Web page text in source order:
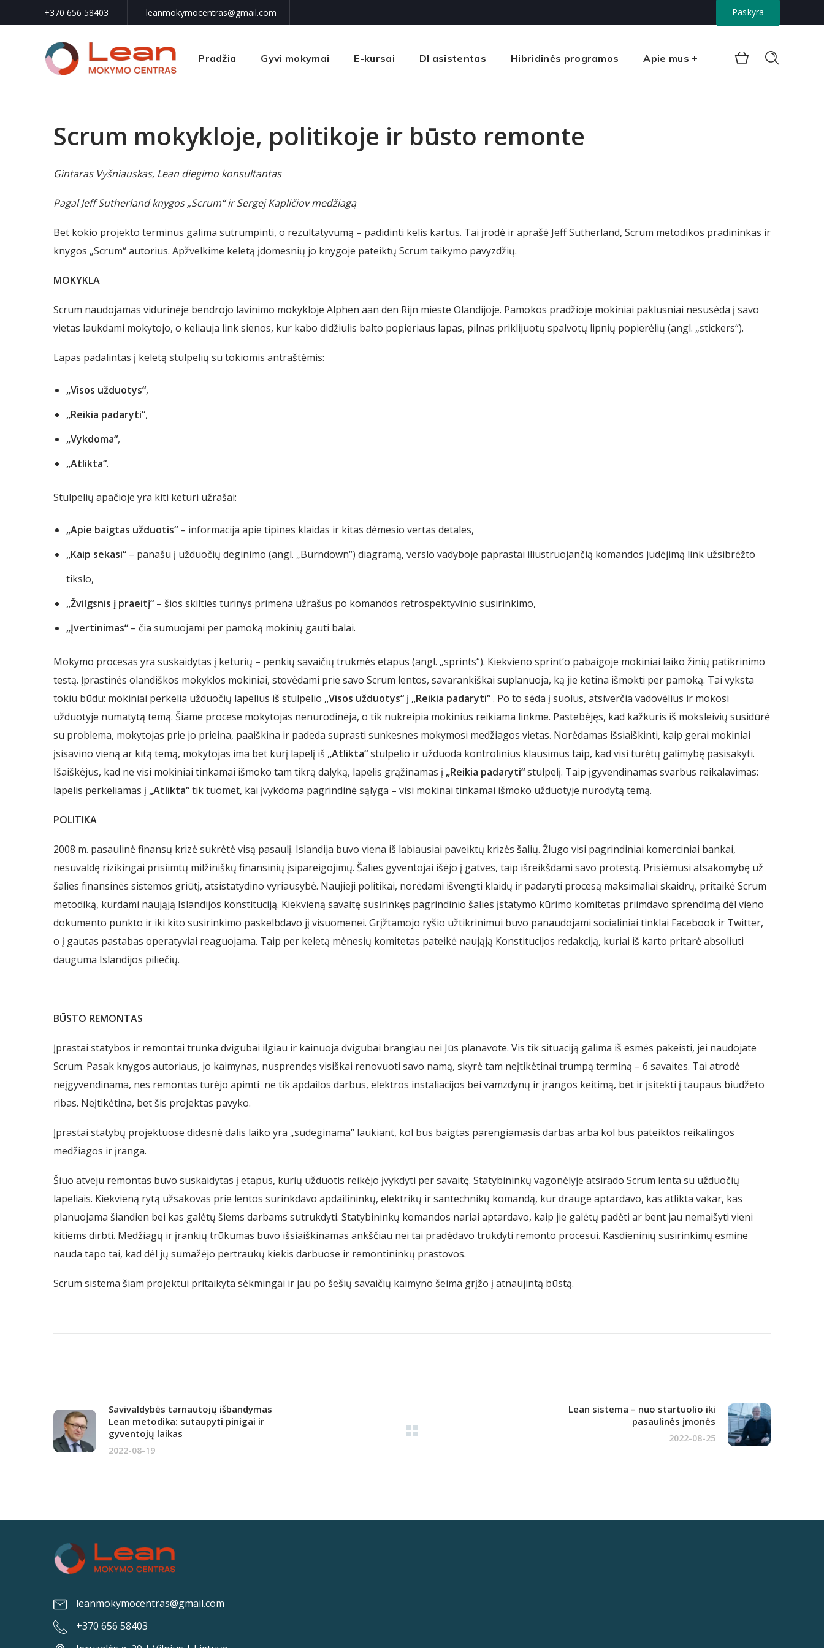
+370 656 58403 leanmokymocentras@gmail.com Paskyra
Pradžia Gyvi mokymai E-kursai DI asistentas Hibridinės programos Apie mus
Scrum mokykloje, politikoje ir būsto remonte
Gintaras Vyšniauskas, Lean diegimo konsultantas
Pagal Jeff Sutherland knygos „Scrum“ ir Sergej Kapličiov medžiagą
Bet kokio projekto terminus galima sutrumpinti, o rezultatyvumą – padidinti kelis kartus. Tai įrodė ir aprašė Jeff Sutherland, Scrum metodikos pradininkas ir
knygos „Scrum“ autorius. Apžvelkime keletą įdomesnių jo knygoje pateiktų Scrum taikymo pavyzdžių.
MOKYKLA
Scrum naudojamas vidurinėje bendrojo lavinimo mokykloje Alphen aan den Rijn mieste Olandijoje. Pamokos pradžioje mokiniai paklusniai nesusėda į savo
vietas laukdami mokytojo, o keliauja link sienos, kur kabo didžiulis balto popieriaus lapas, pilnas priklijuotų spalvotų lipnių popierėlių (angl. „stickers“).
Lapas padalintas į keletą stulpelių su tokiomis antraštėmis:
„Visos užduotys“,
„Reikia padaryti“,
„Vykdoma“,
„Atlikta“.
Stulpelių apačioje yra kiti keturi užrašai:
„Apie baigtas užduotis“ – informacija apie tipines klaidas ir kitas dėmesio vertas detales,
„Kaip sekasi“ – panašu į užduočių deginimo (angl. „Burndown“) diagramą, verslo vadyboje paprastai iliustruojančią komandos judėjimą link užsibrėžto
tikslo,
„Žvilgsnis į praeitį“ – šios skilties turinys primena užrašus po komandos retrospektyvinio susirinkimo,
„Įvertinimas“ – čia sumuojami per pamoką mokinių gauti balai.
Mokymo procesas yra suskaidytas į keturių – penkių savaičių trukmės etapus (angl. „sprints“). Kiekvieno sprint‘o pabaigoje mokiniai laiko žinių patikrinimo
testą. Įprastinės olandiškos mokyklos mokiniai, stovėdami prie savo Scrum lentos, savarankiškai suplanuoja, ką jie ketina išmokti per pamoką. Tai vyksta
tokiu būdu: mokiniai perkelia užduočių lapelius iš stulpelio „Visos užduotys“ į „Reikia padaryti“. Po to sėda į suolus, atsiverčia vadovėlius ir mokosi
užduotyje numatytą temą. Šiame procese mokytojas nenurodinėja, o tik nukreipia mokinius reikiama linkme. Pastebėjęs, kad kažkuris iš moksleivių susidūrė
su problema, mokytojas prie jo prieina, paaiškina ir padeda suprasti sunkesnes mokymosi medžiagos vietas. Norėdamas išsiaiškinti, kaip gerai mokiniai
įsisavino vieną ar kitą temą, mokytojas ima bet kurį lapelį iš „Atlikta“stulpelio ir užduoda kontrolinius klausimus taip, kad visi turėtų galimybę pasisakyti.
Išaiškėjus, kad ne visi mokiniai tinkamai išmoko tam tikrą dalyką, lapelis grąžinamas į „Reikia padaryti“stulpelį. Taip įgyvendinamas svarbus reikalavimas:
lapelis perkeliamas į „Atlikta“tik tuomet, kai įvykdoma pagrindinė sąlyga – visi mokinai tinkamai išmoko užduotyje nurodytą temą.
POLITIKA
2008 m. pasaulinė finansų krizė sukrėtė visą pasaulį. Islandija buvo viena iš labiausiai paveiktų krizės šalių. Žlugo visi pagrindiniai komerciniai bankai,
nesuvaldę rizikingai prisiimtų milžiniškų finansinių įsipareigojimų. Šalies gyventojai išėjo į gatves, taip išreikšdami savo protestą. Prisiėmusi atsakomybę už
šalies finansinės sistemos griūtį, atsistatydino vyriausybė. Naujieji politikai, norėdami išvengti klaidų ir padaryti procesą maksimaliai skaidrų, pritaikė Scrum
metodiką, kurdami naująją Islandijos konstituciją. Kiekvieną savaitę susirinkęs pagrindinio šalies įstatymo kūrimo komitetas priimdavo sprendimą dėl vieno
dokumento punkto ir iki kito susirinkimo paskelbdavo jį visuomenei. Grįžtamojo ryšio užtikrinimui buvo panaudojami socialiniai tinklai Facebook ir Twitter,
o į gautas pastabas operatyviai reaguojama. Taip per keletą mėnesių komitetas pateikė naująją Konstitucijos redakciją, kuriai iš karto pritarė absoliuti
dauguma Islandijos piliečių.
BŪSTO REMONTAS
Įprastai statybos ir remontai trunka dvigubai ilgiau ir kainuoja dvigubai brangiau nei Jūs planavote. Vis tik situaciją galima iš esmės pakeisti, jei naudojate
Scrum. Pasak knygos autoriaus, jo kaimynas, nusprendęs visiškai renovuoti savo namą, skyrė tam neįtikėtinai trumpą terminą – 6 savaites. Tai atrodė
neįgyvendinama, nes remontas turėjo apimti ne tik apdailos darbus, elektros instaliacijos bei vamzdynų ir įrangos keitimą, bet ir įsitekti į taupaus biudžeto
ribas. Neįtikėtina, bet šis projektas pavyko.
Įprastai statybų projektuose didesnė dalis laiko yra „sudeginama“ laukiant, kol bus baigtas parengiamasis darbas arba kol bus pateiktos reikalingos
medžiagos ir įranga.
Šiuo atveju remontas buvo suskaidytas į etapus, kurių užduotis reikėjo įvykdyti per savaitę. Statybininkų vagonėlyje atsirado Scrum lenta su užduočių
lapeliais. Kiekvieną rytą užsakovas prie lentos surinkdavo apdailininkų, elektrikų ir santechnikų komandą, kur drauge aptardavo, kas atlikta vakar, kas
planuojama šiandien bei kas galėtų šiems darbams sutrukdyti. Statybininkų komandos nariai aptardavo, kaip jie galėtų padėti ar bent jau nemaišyti vieni
kitiems dirbti. Medžiagų ir įrankių trūkumas buvo išsiaiškinamas ankščiau nei tai pradėdavo trukdyti remonto procesui. Kasdieninių susirinkimų esmine
nauda tapo tai, kad dėl jų sumažėjo pertraukų kiekis darbuose ir remontininkų prastovos.
Scrum sistema šiam projektui pritaikyta sėkmingai ir jau po šešių savaičių kaimyno šeima grįžo į atnaujintą būstą.
Savivaldybės tarnautojų išbandymas
Lean metodika: sutaupyti pinigai ir
gyventojų laikas
2022-08-19
Lean sistema – nuo startuolio iki
pasaulinės įmonės
2022-08-25
leanmokymocentras@gmail.com
+370 656 58403